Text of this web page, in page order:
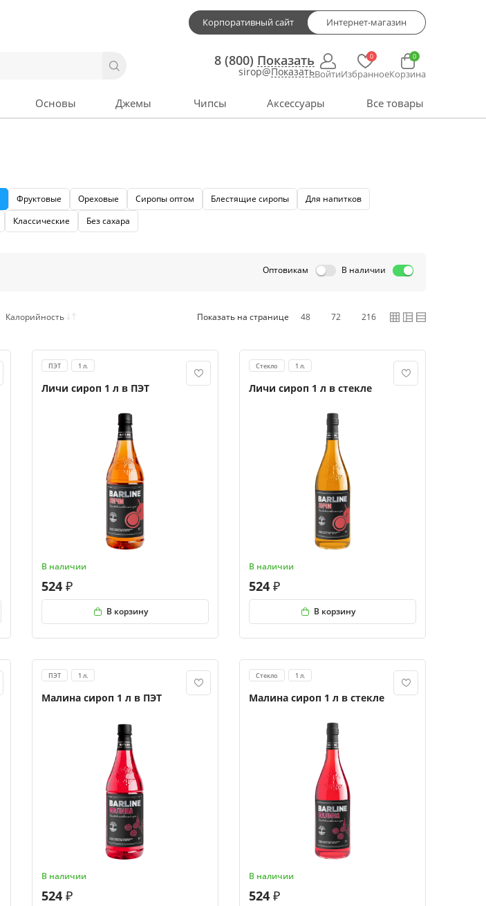
Корпоративный сайт Интернет-магазин
8 (800) Показать
sirop@ПоказатьВойти
0
Избранное
0
Корзина
Основы Джемы Чипсы Аксессуары Все товары
Фруктовые Ореховые Сиропы оптом Блестящие сиропы
Для напитков
Классические Без сахара
Оптовикам В наличии
Калорийность Показать на странице 48 72 216
ПЭТ 1 л.
Личи сироп 1 л в ПЭТ
В наличии
524
В корзину
Стекло 1 л.
Личи сироп 1 л в стекле
В наличии
524
В корзину
ПЭТ 1 л.
Малина сироп 1 л в ПЭТ
В наличии
524
Стекло 1 л.
Малина сироп 1 л в стекле
В наличии
524